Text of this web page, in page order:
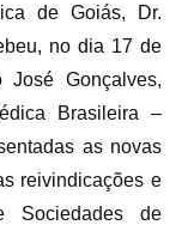
de Goiás, Dr.
no dia 17 de
Gonçalves,
Brasileira –
as novas
reivindicações e
Sociedades de